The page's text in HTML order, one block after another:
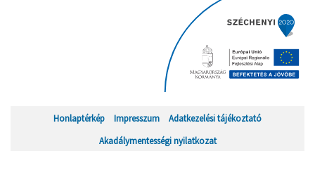
Honlaptérkép Impresszum
Adatkezelési tájékoztató
Akadálymentességi nyilatkozat